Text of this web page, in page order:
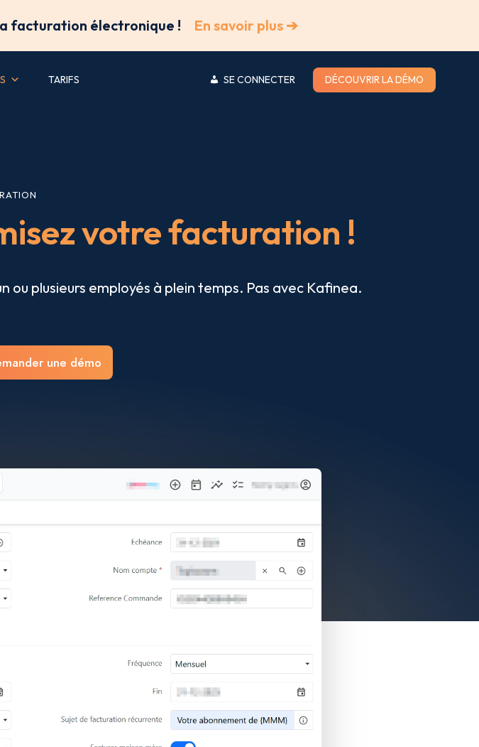
facturation électronique ! En savoir plus ➔
TARIFS SE CONNECTER DÉCOUVRIR LA DÉMO
votre facturation !
plusieurs employés à plein temps. Pas avec Kafinea.
une démo